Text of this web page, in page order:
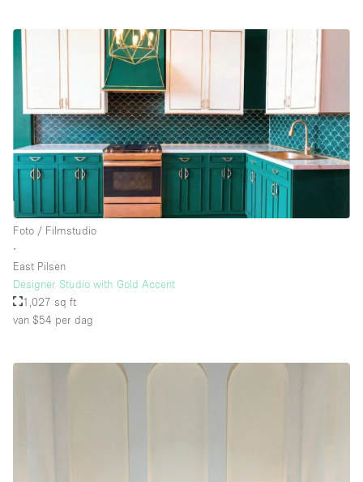
Foto / Filmstudio
∙
East Pilsen
Designer Studio with Gold Accent
1,027 sq ft
van $54 per dag